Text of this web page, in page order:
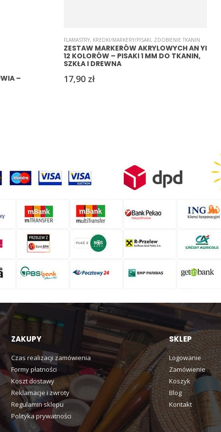
–
FLAMASTRY, KREDKI/MARKERY/PISAKI, ZDOBIENIE TKANIN
ZESTAW MARKERÓW AKRYLOWYCH AN YI
12 KOLORÓW – PISAKI 1 MM DO TKANIN,
SZKŁA I DREWNA
17,90 zł
ZAKUPY
Czas realizacji zamówienia
Formy płatności
Koszt dostawy
Reklamacje i zwroty
Regulamin sklepu
Polityka prywatności
SKLEP
Logowanie
Zamówienie
Koszyk
Blog
Kontakt